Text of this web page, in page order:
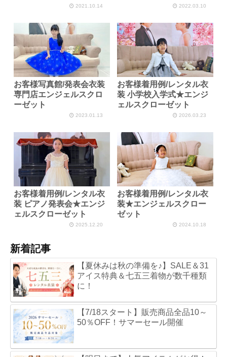
2021.10.14 2022.03.10
お客様写真館/発表会衣装
専門店エンジェルスクロ
ーゼット
2023.01.13
お客様着用例/レンタル衣
装 小学校入学式★エンジ
ェルスクローゼット
2026.03.23
お客様着用例/レンタル衣
装 ピアノ発表会★エンジ
ェルスクローゼット
2025.12.20
お客様着用例/レンタル衣
装★エンジェルスクロー
ゼット
2024.10.18
新着記事
【夏休みは秋の準備を♪】SALE＆31
アイス特典＆七五三着物が数千種類
に！
【7/18スタート】販売商品全品10～
50％OFF！サマーセール開催